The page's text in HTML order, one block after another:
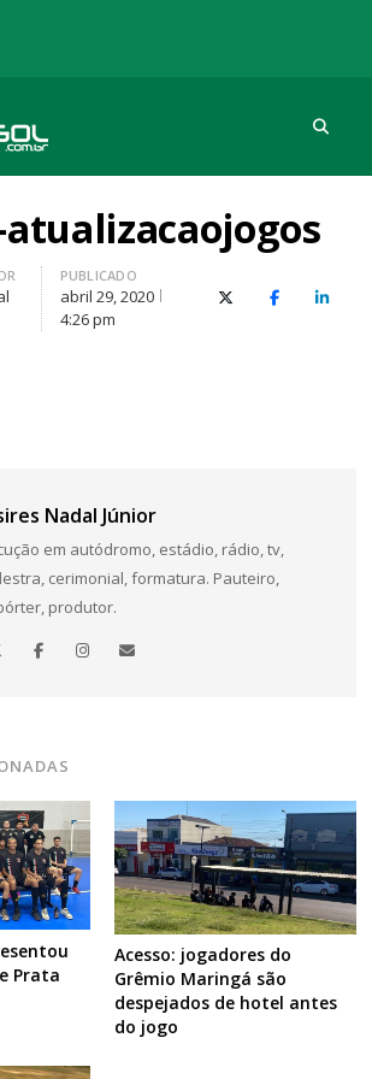
as melhores coberturas
PUBLICADO
abril 29, 2020
4:26 pm
X (Twitter)Facebook
O
Nadal Júnior
em autódromo, estádio, rádio, tv,
cerimonial, formatura. Pauteiro,
produtor.
Prata
Acesso: jogadores do
Grêmio Maringá são
despejados de hotel antes
do jogo